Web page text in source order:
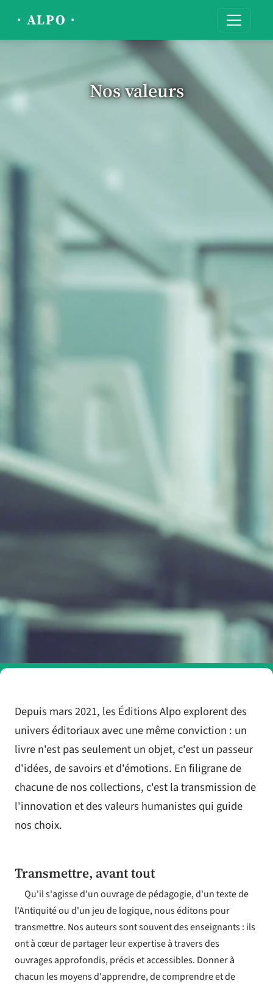
· ALPO ·
Nos valeurs
Depuis mars 2021, les Éditions Alpo explorent des
univers éditoriaux avec une même conviction : un
livre n'est pas seulement un objet, c'est un passeur
d'idées, de savoirs et d'émotions. En filigrane de
chacune de nos collections, c'est la transmission de
l'innovation et des valeurs humanistes qui guide
nos choix.
Transmettre, avant tout
Qu'il s'agisse d'un ouvrage de pédagogie, d'un texte de
l'Antiquité ou d'un jeu de logique, nous éditons pour
transmettre. Nos auteurs sont souvent des enseignants : ils
ont à cœur de partager leur expertise à travers des
ouvrages approfondis, précis et accessibles. Donner à
chacun les moyens d'apprendre, de comprendre et de